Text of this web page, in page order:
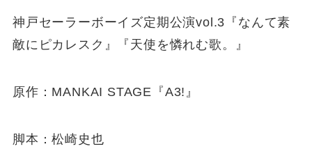
神戸セーラーボーイズ定期公演vol.3『なんて素
敵にピカレスク』『天使を憐れむ歌。』
原作：MANKAI STAGE『A3!』
脚本：松崎史也